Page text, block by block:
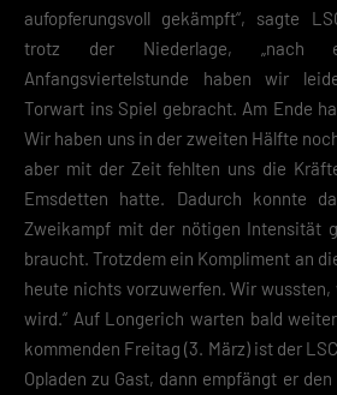
aufopferungsvoll gekämpft“, sagte
trotz der Niederlage, „nach
Anfangsviertelstunde haben wir
Torwart ins Spiel gebracht. Am Ende
Wir haben uns in der zweiten Hälfte
aber mit der Zeit fehlten uns die
Emsdetten hatte. Dadurch konnte
Zweikampf mit der nötigen Intensität
braucht. Trotzdem ein Kompliment an
heute nichts vorzuwerfen. Wir
wird.“ Auf Longerich warten bald
kommenden Freitag (3. März) ist der
Opladen zu Gast, dann empfängt er den